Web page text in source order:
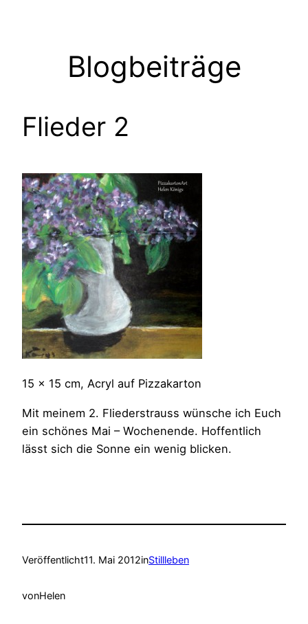
Blogbeiträge
Flieder 2
15 x 15 cm, Acryl auf Pizzakarton
Mit meinem 2. Fliederstrauss wünsche ich Euch
ein schönes Mai – Wochenende. Hoffentlich
lässt sich die Sonne ein wenig blicken.
Veröffentlicht11. Mai 2012inStillleben
vonHelen